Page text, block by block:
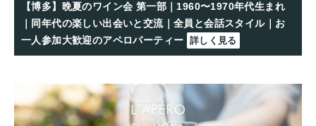
【博多】晩夏のワイン会 第一部｜1960〜1970年代生まれ
｜同年代の楽しい出会いと交流｜全員と会話スタイル｜お
一人参加大歓迎のアペロパーティー 詳しく見る